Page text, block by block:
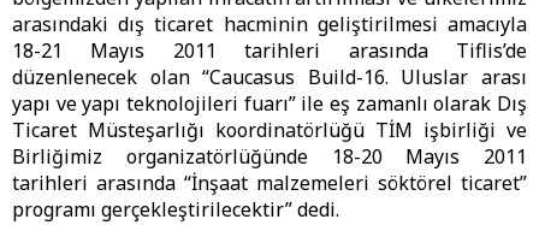
arasındaki dış ticaret hacminin geliştirilmesi amacıyla
18-21 Mayıs 2011 tarihleri arasında Tiflis’de
düzenlenecek olan “Caucasus Build-16. Uluslar arası
yapı ve yapı teknolojileri fuarı” ile eş zamanlı olarak Dış
Ticaret Müsteşarlığı koordinatörlüğü TİM işbirliği ve
Birliğimiz organizatörlüğünde 18-20 Mayıs 2011
tarihleri arasında “İnşaat malzemeleri söktörel ticaret”
programı gerçekleştirilecektir” dedi.